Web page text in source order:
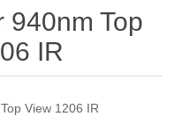
940nm Top
IR
View 1206 IR